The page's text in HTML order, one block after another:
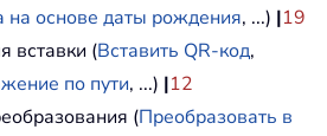
на основе даты рождения, ...) |19
вставки (Вставить QR-код,
по пути, ...) |12
(Преобразовать в